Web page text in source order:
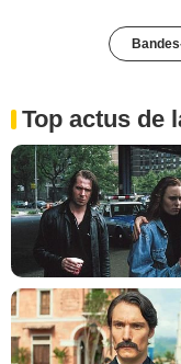
Top actus de